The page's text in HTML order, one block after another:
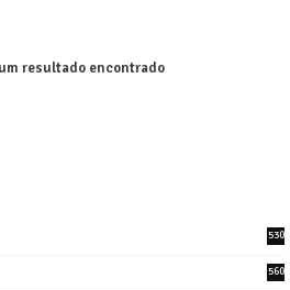
resultado encontrado
530
560